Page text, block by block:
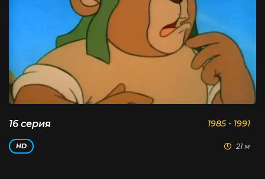
16 серия 1985 - 1991
HD 21 м